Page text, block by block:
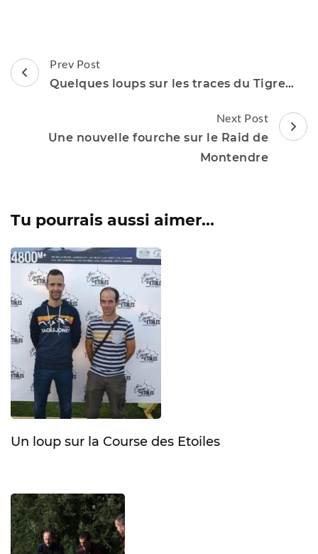
Post
Navigation
Prev Post
Quelques loups sur les traces du Tigre…
Next Post
Une nouvelle fourche sur le Raid de
Montendre
Tu pourrais aussi aimer...
Un loup sur la Course des Etoiles